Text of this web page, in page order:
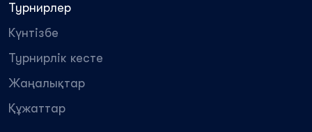
Турнирлер
Күнтізбе
Турнирлік кесте
Жаңалықтар
Құжаттар